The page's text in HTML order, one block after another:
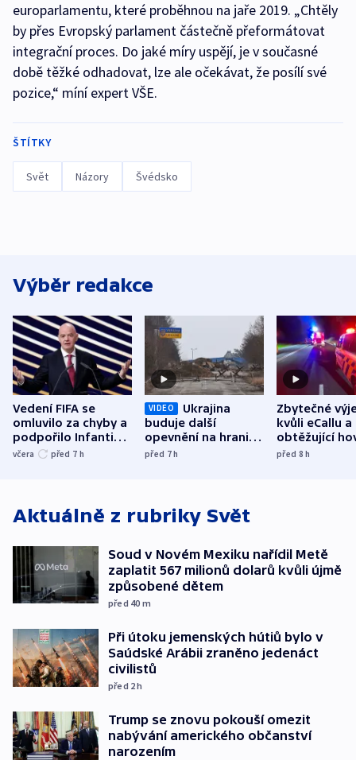
europarlamentu, které proběhnou na jaře 2019. „Chtěly
by přes Evropský parlament částečně přeformátovat
integrační proces. Do jaké míry uspějí, je v současné
době těžké odhadovat, lze ale očekávat, že posílí své
pozice,“ míní expert VŠE.
ŠTÍTKY
Svět Názory Švédsko
Výběr redakce
Vedení FIFA se
omluvilo za chyby a
podpořilo Infantina.
UEFA trvá na
včera před 7 h
VIDEO
Ukrajina
buduje další
opevnění na hranici
s Běloruskem
před 7h
Zbytečné
kvůli eCallu a
obtěžující
zdržují
před 8h
Aktuálně z rubriky Svět
Soud v Novém Mexiku nařídil Metě
zaplatit 567 milionů dolarů kvůli újmě
způsobené dětem
před 40 m
Při útoku jemenských hútiů bylo v
Saúdské Arábii zraněno jedenáct
civilistů
před 2h
Trump se znovu pokouší omezit
nabývání amerického občanství
narozením